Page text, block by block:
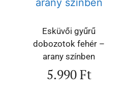
Esküvői gyűrű
dobozotok fehér –
arany színben
5.990Ft